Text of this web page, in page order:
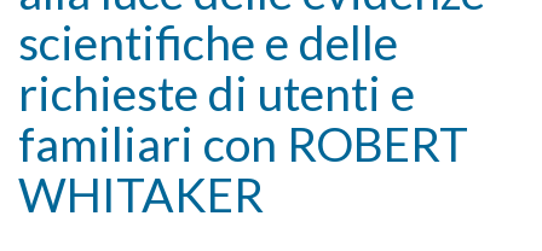
scientifiche e delle
richieste di utenti e
familiari con ROBERT
WHITAKER